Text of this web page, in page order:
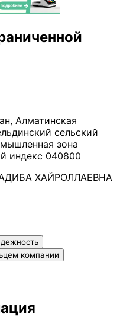
Алматинская
сельский
зона
индекс 040800
ХАЙРОЛЛАЕВНА
компании